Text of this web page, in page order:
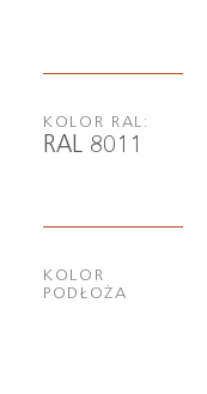
KOLOR RAL:
RAL 8011
KOLOR
PODŁOŻA